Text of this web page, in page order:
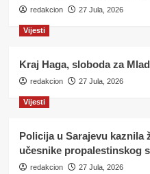
redakcion 27 Jula, 2026
Vijesti
Kraj Haga, sloboda za
redakcion 27 Jula, 2026
Vijesti
Policija u Sarajevu kaznila
učesnike propalestinskog
redakcion 27 Jula, 2026